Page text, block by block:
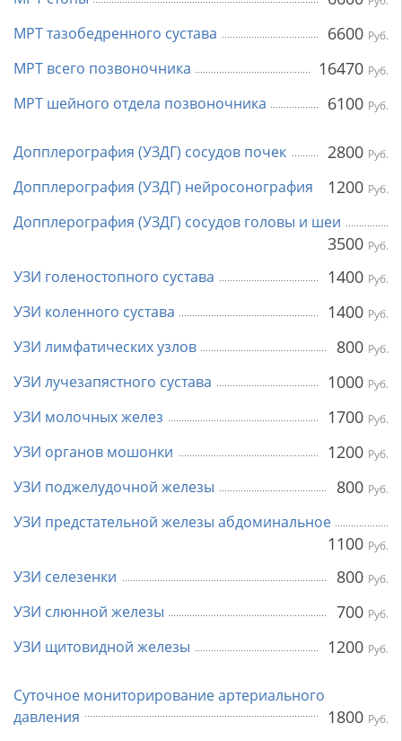
МРТ тазобедренного сустава 6600 Руб.
МРТ всего позвоночника 16470 Руб.
МРТ шейного отдела позвоночника 6100 Руб.
Допплерография (УЗДГ) сосудов почек 2800 Руб.
Допплерография (УЗДГ) нейросонография 1200 Руб.
Допплерография (УЗДГ) сосудов головы и шеи
3500 Руб.
УЗИ голеностопного сустава 1400 Руб.
УЗИ коленного сустава 1400 Руб.
УЗИ лимфатических узлов 800 Руб.
УЗИ лучезапястного сустава 1000 Руб.
УЗИ молочных желез 1700 Руб.
УЗИ органов мошонки 1200 Руб.
УЗИ поджелудочной железы 800 Руб.
УЗИ предстательной железы абдоминальное
1100 Руб.
УЗИ селезенки 800 Руб.
УЗИ слюнной железы 700 Руб.
УЗИ щитовидной железы 1200 Руб.
Суточное мониторирование артериального
давления
1800 Руб.